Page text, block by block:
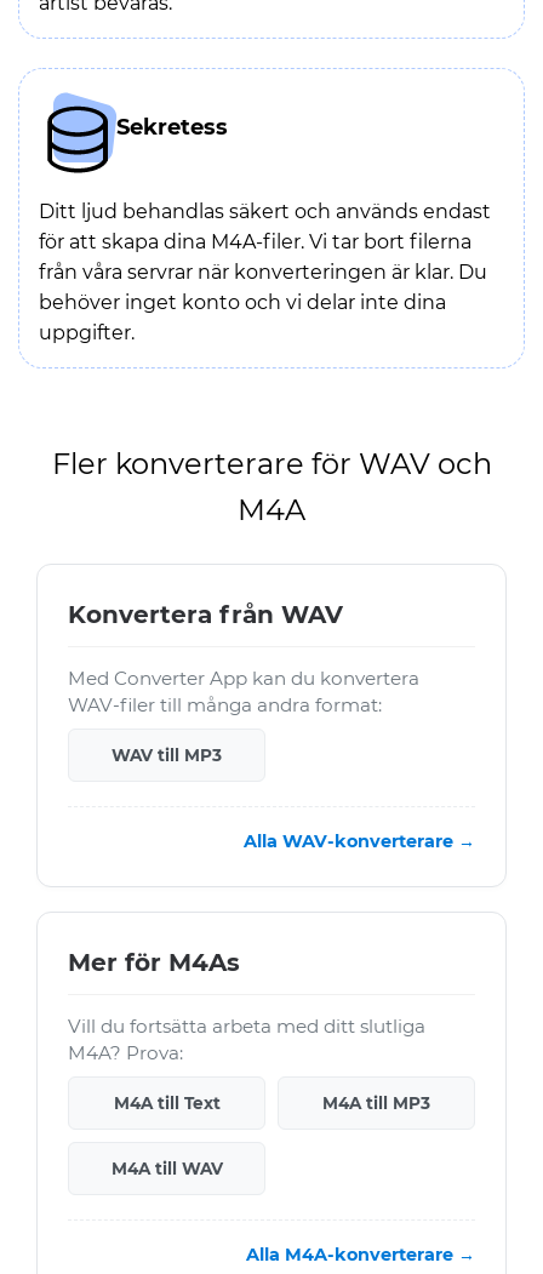
Sekretess
Ditt ljud behandlas säkert och används endast
för att skapa dina M4A-filer. Vi tar bort filerna
från våra servrar när konverteringen är klar. Du
behöver inget konto och vi delar inte dina
uppgifter.
Fler konverterare för WAV och
M4A
Konvertera från WAV
Med Converter App kan du konvertera
WAV-filer till många andra format:
WAV till MP3
Alla WAV-konverterare →
Mer för M4As
Vill du fortsätta arbeta med ditt slutliga
M4A? Prova:
M4A till Text M4A till MP3
M4A till WAV
Alla M4A-konverterare →